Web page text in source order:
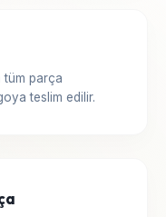
tüm parça
teslim edilir.